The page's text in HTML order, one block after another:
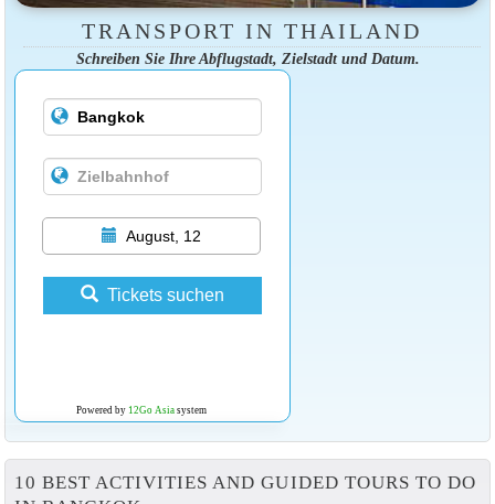
TRANSPORT IN THAILAND
Schreiben Sie Ihre Abflugstadt, Zielstadt und Datum.
August, 12
Tickets suchen
Powered by 12Go Asiasystem
10 BEST ACTIVITIES AND GUIDED TOURS TO DO